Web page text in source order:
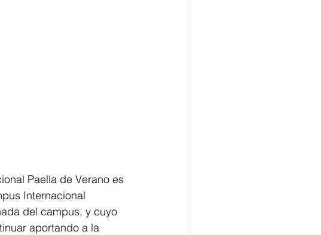
Paella de Verano es
Internacional
del campus, y cuyo
aportando a la